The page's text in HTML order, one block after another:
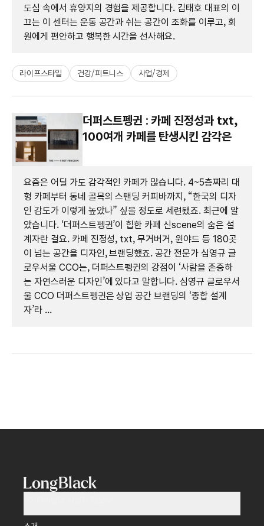
도심 속에서 휴양지의 경험을 제공합니다. 김태호 대표의 이
끄는 이 센터는 운동 공간과 쉬는 공간이 조화를 이루고, 회
원에게 편안하고 행복한 시간을 선사해요.
라이프스타일 건강/피트니스 사업/경제
더퍼스트펭귄 : 카페 진정성과 txt,
100여개 카페를 탄생시킨 감각은
요즘은 어딜 가도 감각적인 카페가 많습니다. 4~5층짜리 대
형 카페부터 동네 골목의 스탠딩 커피바까지, “한국의 디자
인 감도가 이렇게 높았나” 싶을 정도로 세련됐죠. 최근에 알
았습니다. ‘더퍼스트펭귄’이 힙한 카페 신scene의 숨은 설
계자란 걸요. 카페 진정성, txt, 무거버거, 윈야드 등 180곳
이 넘는 공간을 디자인, 브랜딩했죠. 공간 전문가 심영규 글
로우서울 CCO는, 더퍼스트펭귄의 강점이 ‘사람을 존중하
는 자연스러운 디자인’에 있다고 말합니다. 심영규 글로우서
울 CCO 더퍼스트펭귄은 상업 공간 브랜딩의 ‘종합 설계
자’라 ...